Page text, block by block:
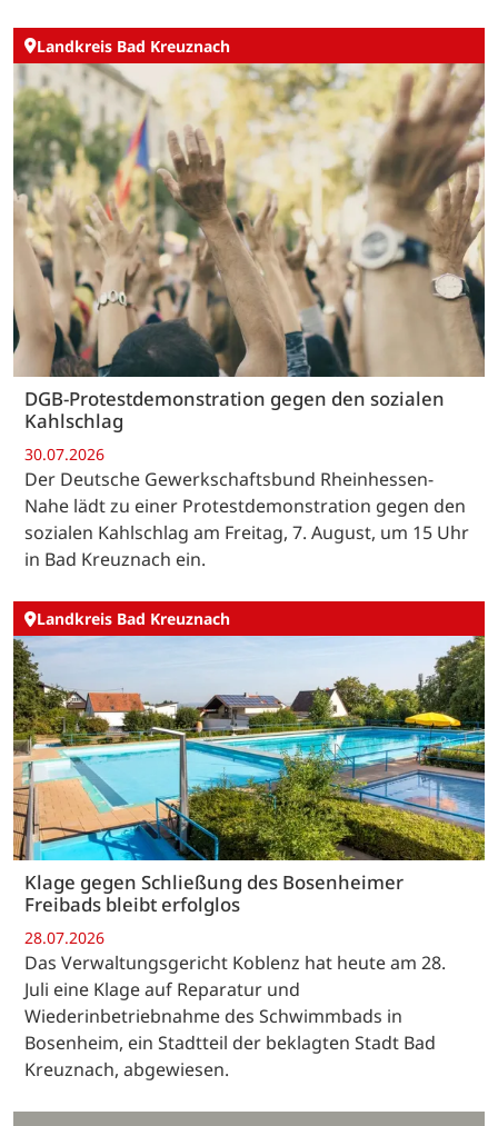
Landkreis Bad Kreuznach
DGB-Protestdemonstration gegen den sozialen
Kahlschlag
30.07.2026
Der Deutsche Gewerkschaftsbund Rheinhessen-
Nahe lädt zu einer Protestdemonstration gegen den
sozialen Kahlschlag am Freitag, 7. August, um 15 Uhr
in Bad Kreuznach ein.
Landkreis Bad Kreuznach
Klage gegen Schließung des Bosenheimer
Freibads bleibt erfolglos
28.07.2026
Das Verwaltungsgericht Koblenz hat heute am 28.
Juli eine Klage auf Reparatur und
Wiederinbetriebnahme des Schwimmbads in
Bosenheim, ein Stadtteil der beklagten Stadt Bad
Kreuznach, abgewiesen.